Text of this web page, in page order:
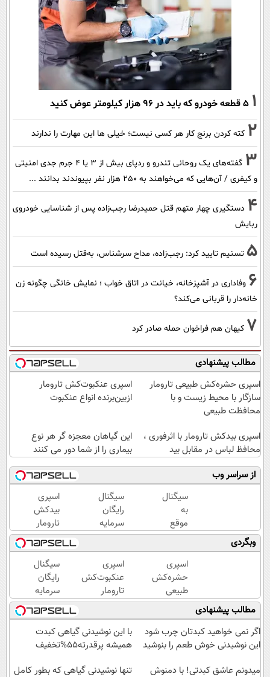
1 ۵ قطعه خودرو که باید در ۹۶ هزار کیلومتر عوض کنید
2 کته کردن برنج کار هر کسی نیست؛ خیلی ها این مهارت را ندارند
3
گفته‌های یک روحانی تندرو و ردپای بیش از ۳ یا ۴ جرم جدی امنیتی
و کیفری / آن‌هایی که می‌خواهند به ۲۵۰ هزار نفر بپیوندند بدانند ...
4 دستگیری چهار متهم قتل حمیدرضا رجب‌زاده پس از شناسایی خودروی
ربایش
5 تسنیم تایید کرد: رجب‌زاده، مداح سرشناس، به‌قتل رسیده است
6 وفاداری در آشپزخانه، خیانت در اتاق خواب ؛ نمایش خانگی چگونه زن
خانه‌دار را قربانی می‌کند؟
7 کیهان هم فراخوان حمله صادر کرد
مطالب پیشنهادی
اسپری حشره‌کش طبیعی تارومار
سازگار با محیط زیست و با
محافظت طبیعی
اسپری عنکبوت‌‌کش تارومار
ازبین‌برنده انواع عنکبوت
اسپری بیدکش تارومار با اثرفوری ،
محافظ لباس در مقابل بید
این گیاهان معجزه گر هر نوع
بیماری را از شما دور می کنند
از سراسر وب
سیگنال
به
موقع
سرمایه
گذاری
(رایگان
به
مدت
محدود)
سیگنال
رایگان
سرمایه
گذاری
میخوای؟
ثبت نام
کن
اسپری
بیدکش
تارومار
با
اثرفوری
،
محافظ
لباس
در
مقابل
بید
وبگردی
اسپری
حشره‌کش
طبیعی
تارومار
سازگار با
محیط
زیست و با
طبیعی
اسپری
عنکبوت‌‌کش
تارومار
ازبین‌برنده
انواع
عنکبوت
سیگنال
رایگان
سرمایه
گذاری
میخوای؟
ثبت نام
کن
مطالب پیشنهادی
اگر نمی خواهید کبدتان چرب شود
این نوشیدنی خوش طعم را بنوشید
با این نوشیدنی گیاهی کبدت
همیشه پرقدرته55%تخفیف
میدونم عاشق کبدتی! با دمنوش
تنها نوشیدنی گیاهی که بطور کامل